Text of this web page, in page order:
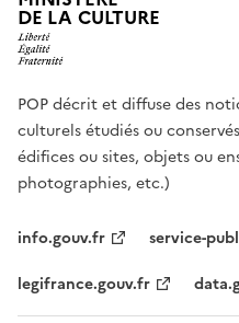
DE LA CULTURE
POP décrit et diffuse des
culturels étudiés ou
édifices ou sites, objets ou
photographies, etc.)
info.gouv.fr
service-
legifrance.gouv.fr